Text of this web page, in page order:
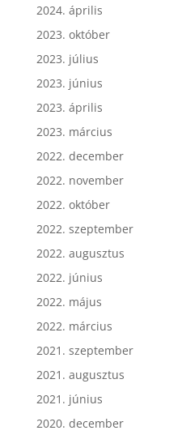
2024. április
2023. október
2023. július
2023. június
2023. április
2023. március
2022. december
2022. november
2022. október
2022. szeptember
2022. augusztus
2022. június
2022. május
2022. március
2021. szeptember
2021. augusztus
2021. június
2020. december